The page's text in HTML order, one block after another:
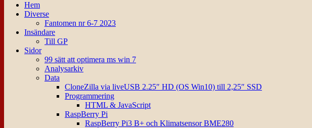
Hem
Diverse
Fantomen nr 6-7 2023
Insändare
Till GP
Sidor
99 sätt att optimera ms win 7
Analysarkiv
Data
CloneZilla via liveUSB 2.25″ HD (OS Win10) till 2,25″ SSD
Programmering
HTML & JavaScript
RaspBerry Pi
RaspBerry Pi3 B+ och Klimatsensor BME280